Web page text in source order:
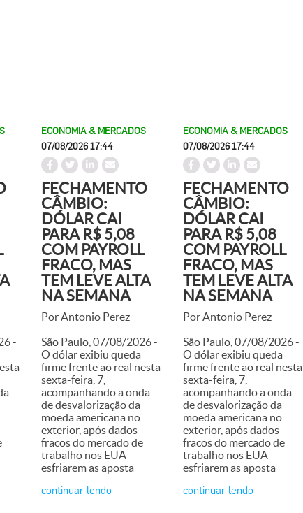
-
ECONOMIA & MERCADOS
07/08/2026 17:44
FECHAMENTO
CÂMBIO:
DÓLAR CAI
PARA R$ 5,08
COM PAYROLL
FRACO, MAS
TEM LEVE ALTA
NA SEMANA
Por Antonio Perez
São Paulo, 07/08/2026 -
O dólar exibiu queda
firme frente ao real nesta
sexta-feira, 7,
acompanhando a onda
de desvalorização da
moeda americana no
exterior, após dados
fracos do mercado de
trabalho nos EUA
esfriarem as aposta
continuar lendo
ECONOMIA & MERCADOS
07/08/2026 17:44
FECHAMENTO
CÂMBIO:
DÓLAR CAI
PARA R$ 5,08
COM PAYROLL
FRACO, MAS
TEM LEVE ALTA
NA SEMANA
Por Antonio Perez
São Paulo, 07/08/2026 -
O dólar exibiu queda
firme frente ao real nesta
sexta-feira, 7,
acompanhando a onda
de desvalorização da
moeda americana no
exterior, após dados
fracos do mercado de
trabalho nos EUA
esfriarem as aposta
continuar lendo